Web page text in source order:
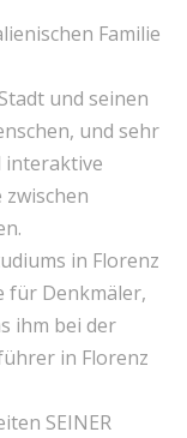
Familie
und seinen
und sehr
interaktive
zwischen
in Florenz
für Denkmäler,
ihm bei der
in Florenz
SEINER